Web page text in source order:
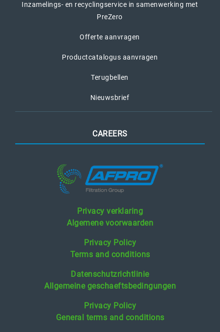
Inzamelings- en recyclingservice in samenwerking met
PreZero
Offerte aanvragen
Productcatalogus aanvragen
Terugbellen
Nieuwsbrief
CAREERS
Privacy verklaring
Algemene voorwaarden
Privacy Policy
Terms and conditions
Datenschutzrichtlinie
Allgemeine geschaeftsbedingungen
Privacy Policy
General terms and conditions